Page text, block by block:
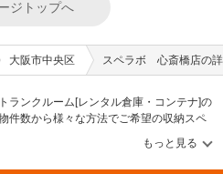
ジトップへ
大阪市中央区 スペラボ 心斎橋店の
ンクルーム[レンタル倉庫・コンテナ]の
件数から様々な方法でご希望の収納スペ
報サイトです。スペラボ 心斎橋店の住
や料金表、お得なキャンペーン情報もあ
たら、メールか電話でお問合せが可能で